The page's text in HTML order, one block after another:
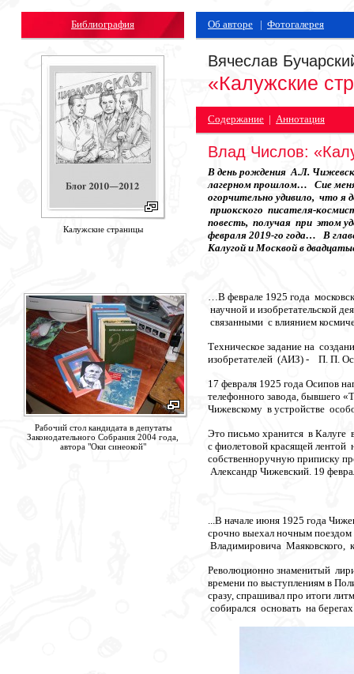
Библиография
Калужские страницы
Рабочий стол кандидата в депутаты
Законодательного Собрания 2004 года,
автора "Оки синеокой"
Об авторе | Фотогалерея
Вячеслав
«Калужские
Содержание | Аннотация
Влад Числов:
В день рождения А.Л.
лагерном прошлом… Сие
огорчительно удивило, что я
приокского писателя-
повесть, получая при этом
февраля 2019-го года… В
Калугой и Москвой в
…В феврале 1925 года
научной и изобретательской
связанными с влиянием
Техническое задание на
изобретателей (АИЗ) - П. П.
17 февраля 1925 года Осипов
телефонного завода, бывшего
Чижевскому в устройстве
Это письмо хранится в Калуге
с фиолетовой красящей лентой
собственноручную приписку
Александр Чижевский. 19
...В начале июня 1925 года
срочно выехал ночным
Владимировича Маяковского,
Революционно знаменитый
времени по выступлениям в
сразу, спрашивал про итоги
собирался основать на